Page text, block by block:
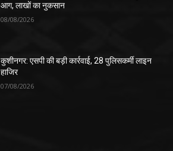
आग, लाखों का नुकसान
08/08/2026
कुशीनगर: एसपी की बड़ी कार्रवाई, 28 पुलिसकर्मी लाइन
हाजिर
07/08/2026